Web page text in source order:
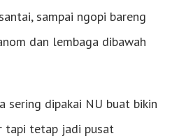
sampai ngopi bareng
dan lembaga dibawah
sering dipakai NU buat bikin
tapi tetap jadi pusat